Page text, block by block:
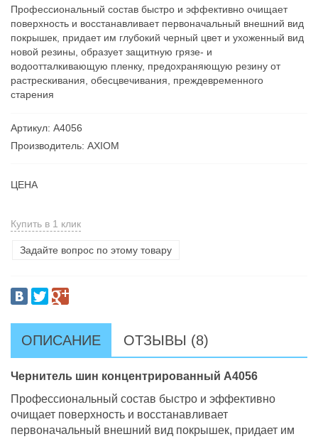
Профессиональный состав быстро и эффективно очищает
поверхность и восстанавливает первоначальный внешний вид
покрышек, придает им глубокий черный цвет и ухоженный вид
новой резины, образует защитную грязе- и
водоотталкивающую пленку, предохраняющую резину от
растрескивания, обесцвечивания, преждевременного
старения
Артикул: А4056
Производитель: AXIOM
ЦЕНА
Купить в 1 клик
Задайте вопрос по этому товару
ОПИСАНИЕ ОТЗЫВЫ (8)
Чернитель шин концентрированный А4056
Профессиональный состав быстро и эффективно
очищает поверхность и восстанавливает
первоначальный внешний вид покрышек, придает им